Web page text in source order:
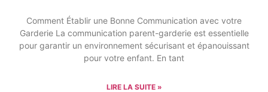
Comment Établir une Bonne Communication avec votre
Garderie La communication parent-garderie est essentielle
pour garantir un environnement sécurisant et épanouissant
pour votre enfant. En tant
LIRE LA SUITE »